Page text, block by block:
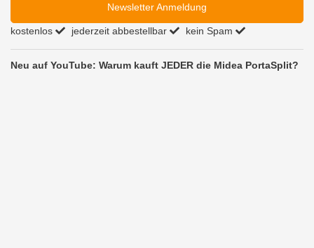
Newsletter Anmeldung
kostenlos jederzeit abbestellbar kein Spam
Neu auf YouTube: Warum kauft JEDER die Midea PortaSplit?